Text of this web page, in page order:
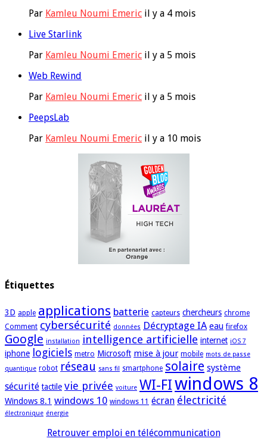
Par Kamleu Noumi Emeric il y a 4 mois
Live Starlink
Par Kamleu Noumi Emeric il y a 5 mois
Web Rewind
Par Kamleu Noumi Emeric il y a 5 mois
PeepsLab
Par Kamleu Noumi Emeric il y a 10 mois
Étiquettes
3D apple applications batterie capteurs chercheurs chrome
Comment cybersécurité données Décryptage IA eau firefox
Google installation intelligence artificielle internet iOS 7
iphone logiciels metro Microsoft mise à jour mobile mots de passe
quantique robot réseau sans fil smartphone solaire système
sécurité tactile vie privée voiture WI-FIwindows 8
Windows 8.1 windows 10 windows 11 écran électricité
électronique énergie
Retrouver emploi en télécommunication